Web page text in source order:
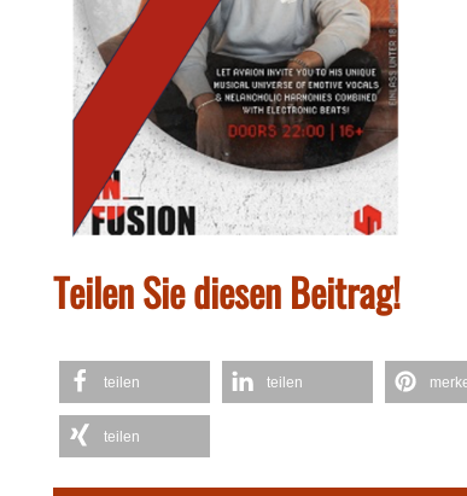
Teilen Sie diesen Beitrag!
teilen teilen
teilen